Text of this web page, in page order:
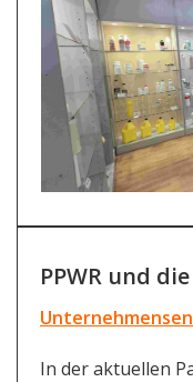
PPWR und
In der aktuellen